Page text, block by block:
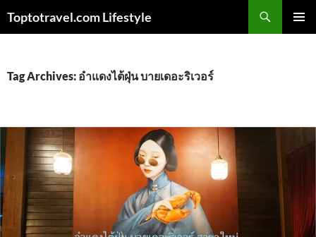
Toptotravel.com Lifestyle
Tag Archives: อำแดงไต้ฝุ่น บายเดอะริเวอร์